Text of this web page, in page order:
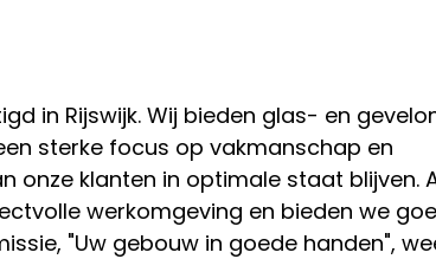
in Rijswijk. Wij bieden glas- en
sterke focus op vakmanschap en
onze klanten in optimale staat blijven.
werkomgeving en bieden we
"Uw gebouw in goede handen",